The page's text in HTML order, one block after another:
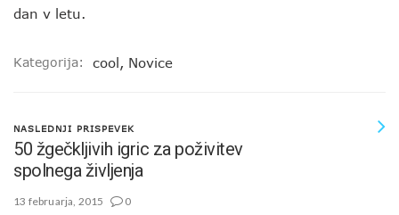
dan v letu.
Kategorija: cool , Novice
NASLEDNJI PRISPEVEK
50 žgečkljivih igric za poživitev
spolnega življenja
13 februarja, 2015 0